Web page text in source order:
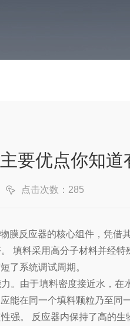
要优点你知道
点击次数：285
膜反应器的核心组件，凭
填料采用高分子材料并经
了系统调试周期。
。由于填料密度接近水，
能在同一个填料颗粒乃至
强。 反应器内保持了高的